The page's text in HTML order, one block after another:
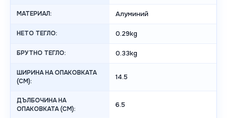
МАТЕРИАЛ: Алуминий
НЕТО ТЕГЛО: 0.29kg
БРУТНО ТЕГЛО: 0.33kg
ШИРИНА НА ОПАКОВКАТА
(CM):
14.5
ДЪЛБОЧИНА НА
ОПАКОВКАТА (CM):
6.5